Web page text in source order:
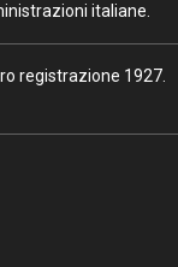
italiane.
registrazione 1927.